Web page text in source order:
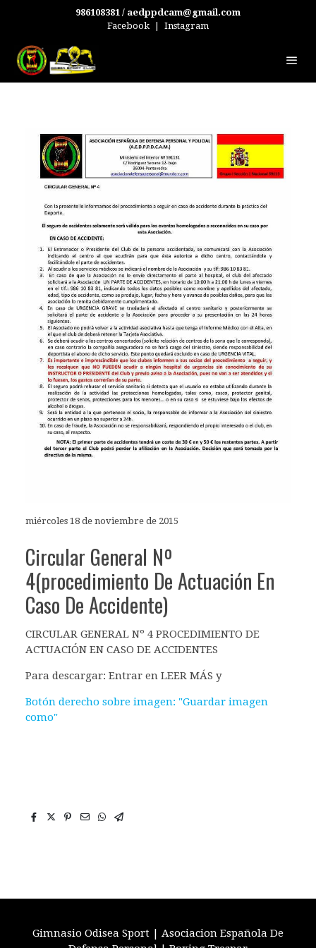
986108381 / aedppdcam@gmail.com
Facebook
Instagram
miércoles 18 de noviembre de 2015
Circular General Nº
4(procedimiento De Actuación En
Caso De Accidente)
CIRCULAR GENERAL Nº 4 PROCEDIMIENTO DE
ACTUACIÓN EN CASO DE ACCIDENTES
Para descargar: Entrar en LEER MÁS y
Botón derecho sobre imagen: "Guardar imagen
como"
Gimnasio Odisea Sport | Asociacion Española De